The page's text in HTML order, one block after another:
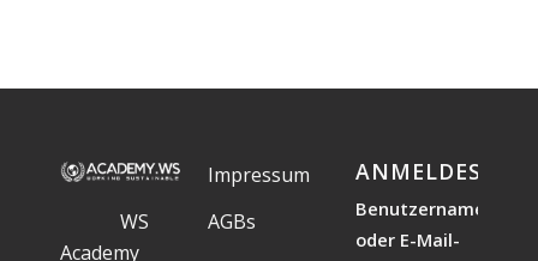
WS
Academy
Impressum
AGBs
Benutzername
oder E-Mail-